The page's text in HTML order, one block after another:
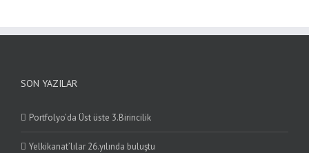
SON YAZILAR
Portfolyo’da Üst üste 3.Birincilik
Yelkikanat’lılar 26.yılında buluştu